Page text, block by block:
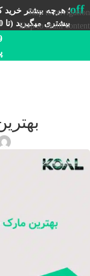
Skip to navigation
Skip to main content
off؛ هرچه بیشتر خرید
بیشتری میگیرید (تا 10%)🤩